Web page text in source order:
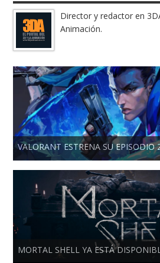
Director y redactor en
Animación.
VALORANT ESTRENA SU EPISODIO
MORTAL SHELL YA ESTÁ